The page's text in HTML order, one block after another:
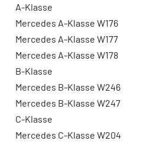
A-Klasse
Mercedes A-Klasse W176
Mercedes A-Klasse W177
Mercedes A-Klasse W178
B-Klasse
Mercedes B-Klasse W246
Mercedes B-Klasse W247
C-Klasse
Mercedes C-Klasse W204